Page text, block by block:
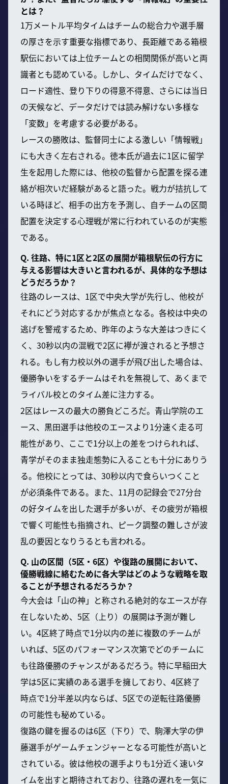
とは？
1万メートル平均タイムはチームの総合力や選手層
の厚さを示す重要な指標であり、長距離である箱根
駅伝においては上位チームとの相関関係が高いと両
識者とも認めている。しかし、タイムだけでなく、
ロード適性、登り下りの得意不得意、さらには当日
の天候など、データだけでは読み解けない多様な
「変数」を考慮する必要がある。
レースの勝敗は、監督同士による激しい「情報戦」
にも大きく左右される。徳本氏が過去に1区に留学
生を起用した際には、他校の監督から配置を探る連
絡が相次いだ経験があると語った。戦力が拮抗して
いる時ほど、相手の出方を予測し、自チームの区間
配置を決定する心理戦が常に行われているのが実態
である。
Q. 往路、特に1区と2区の展開が箱根駅伝の行方に
与える影響は大きいと言われるが、具体的な予想は
どうだろうか？
往路のレースは、1区で中央大学が先行し、他校が
それにどう対応するかが焦点となる。各校は中央の
逃げを警戒するため、昨年のような大差はつきにく
く、30秒以内の混戦で2区に襷が渡されると予想さ
れる。もし有力校以外の選手が飛び出した場合は、
優勝争いをするチームはそれを無視して、あくまで
ライバル校とのタイム差に注力する。
2区はレースの最大の勝負どころだ。青山学院のエ
ース、黒田選手は他校のエースより1分速く走る可
能性があり、ここで1分以上の差をつけられれば、
青学がそのまま独走態勢に入ることも十分にありう
る。他校にとっては、30秒以内で食らいつくこと
が必須条件である。また、11月の記録会で27分台
の好タイムを出した選手が多いが、その疲労が箱根
で響く可能性も指摘され、ピーク調整の難しさが波
乱の要因となりうるとも言われる。
Q. 山の区間（5区・6区）や復路の展開において、
優勝戦線に絡むために各大学はどのような戦略を取
ることが予想されるだろうか？
今大会は「山の神」と称される絶対的なエースが存
在しないため、5区（上り）の展開は予測が難し
い。4区終了時点で1分以内の差に複数のチームが
いれば、5区のパフォーマンス次第でどのチームに
も往路優勝のチャンスがあるだろう。特に早稲田大
学は5区に実績のある選手を擁しており、4区終了
時点で1分半差以内ならば、5区での逆転往路優勝
の可能性も秘めている。
復路の鍵を握るのは6区（下り）で、駒澤大学の伊
藤選手がゲームチェンジャーとなる可能性が高いと
されている。彼は他校の選手よりも1分近く速いタ
イムを出すと期待されており、往路の遅れを一気に